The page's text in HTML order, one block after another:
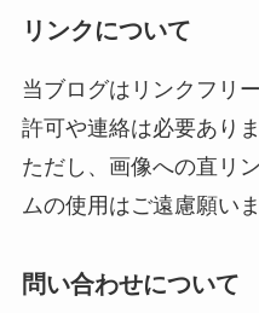
リンクについて
当ブログはリンクフリ
許可や連絡は必要ありま
ただし、画像への直リ
ムの使用はご遠慮願いま
問い合わせについて